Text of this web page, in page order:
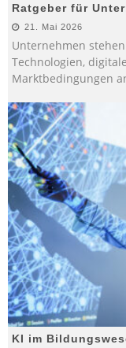
Ratgeber für
21. Mai 2026
Unternehmen
Technologien,
Marktbedingungen
KI im